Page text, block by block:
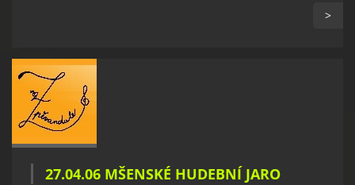
>
27.04.06 MŠENSKÉ HUDEBNÍ JARO